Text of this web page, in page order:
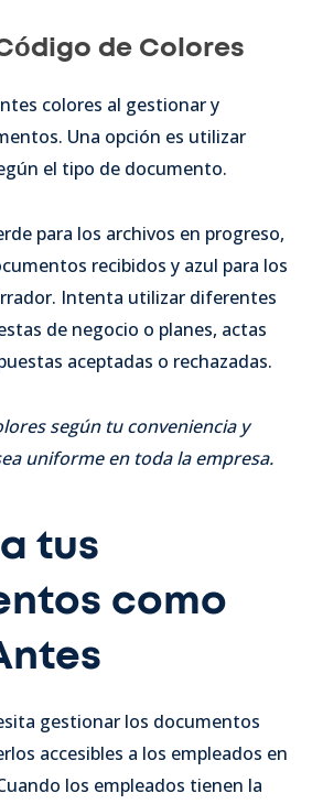
de Colores
colores al gestionar y
Una opción es utilizar
el tipo de documento.
para los archivos en progreso,
recibidos y azul para los
Intenta utilizar diferentes
de negocio o planes, actas
aceptadas o rechazadas.
según tu conveniencia y
uniforme en toda la empresa.
tus
como
gestionar los documentos
accesibles a los empleados en
los empleados tienen la